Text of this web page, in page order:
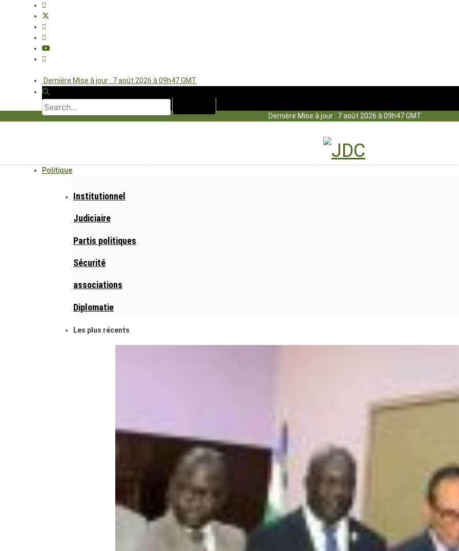
Dernière Mise à jour : 7 août 2026 à 09h47 GMT
Dernière Mise à jour : 7 août 2026 à 09h47 GMT
Politique
Institutionnel
Judiciaire
Partis politiques
Sécurité
associations
Diplomatie
Les plus récents